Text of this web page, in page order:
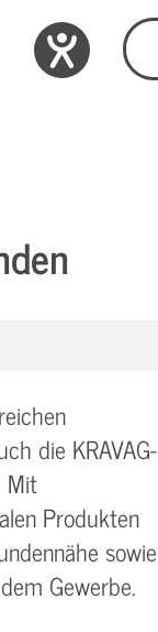
die KRAVAG-
Mit
Produkten
sowie
Gewerbe.